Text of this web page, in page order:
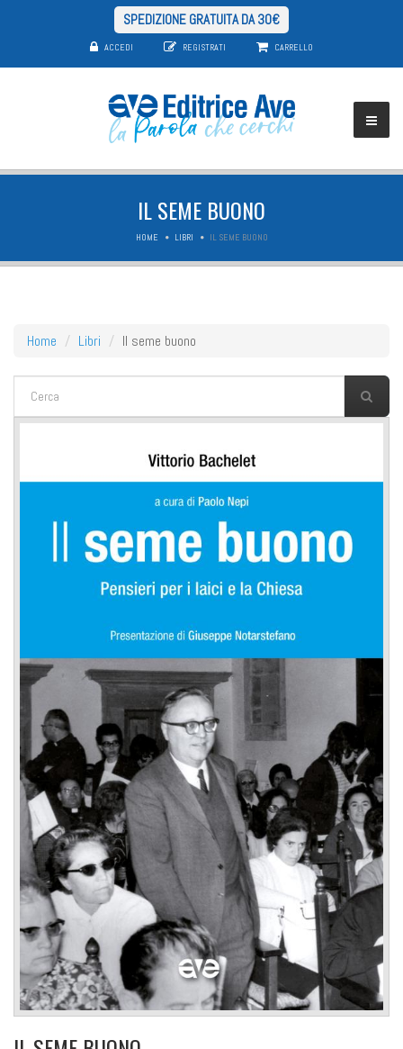
SPEDIZIONE GRATUITA DA 30€
ACCEDI REGISTRATI CARRELLO
IL SEME BUONO
HOME LIBRI IL SEME BUONO
Home Libri Il seme buono
FORM DI RICERCA